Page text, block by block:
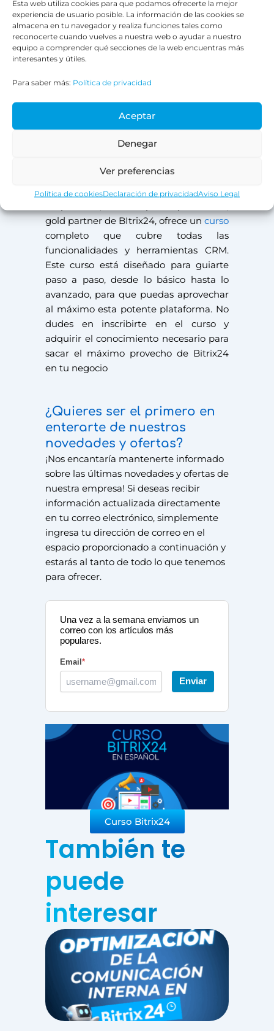
Esta web utiliza cookies para que podamos ofrecerte la mejor
experiencia de usuario posible. La información de las cookies se
almacena en tu navegador y realiza funciones tales como
reconocerte cuando vuelves a nuestra web o ayudar a nuestro
equipo a comprender qué secciones de la web encuentras más
interesantes y útiles.
Para saber más: Política de privacidad
Aceptar
Denegar
Ver preferencias
Política de cookiesDeclaración de privacidadAviso Legal
7. Documentación y
capacitación
El software empresarial de CRM ofrece
tutoriales para ayudarte a entender
cada aspecto de la plataforma. Tómate
un tiempo para explorar estos recursos y
obtener una comprensión más
profunda de la plataforma.
Si aún te sientes perdido sin saber por
dónde empezar con el software
gold partner de BItrix24, ofrece un curso
completo que cubre todas las
funcionalidades y herramientas CRM.
Este curso está diseñado para guiarte
paso a paso, desde lo básico hasta lo
avanzado, para que puedas aprovechar
al máximo esta potente plataforma. No
dudes en inscribirte en el curso y
adquirir el conocimiento necesario para
sacar el máximo provecho de Bitrix24
en tu negocio
¿Quieres ser el primero en
enterarte de nuestras
novedades y ofertas?
¡Nos encantaría mantenerte informado
sobre las últimas novedades y ofertas de
nuestra empresa! Si deseas recibir
información actualizada directamente
en tu correo electrónico, simplemente
ingresa tu dirección de correo en el
espacio proporcionado a continuación y
estarás al tanto de todo lo que tenemos
para ofrecer.
Una vez a la semana enviamos un
correo con los artículos más
populares.
Email *
Enviar
Curso Bitrix24
También te
puede
interesar